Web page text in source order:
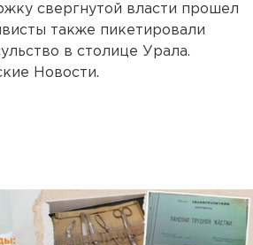
свергнутой власти прошел
также пикетировали
в столице Урала.
Новости.